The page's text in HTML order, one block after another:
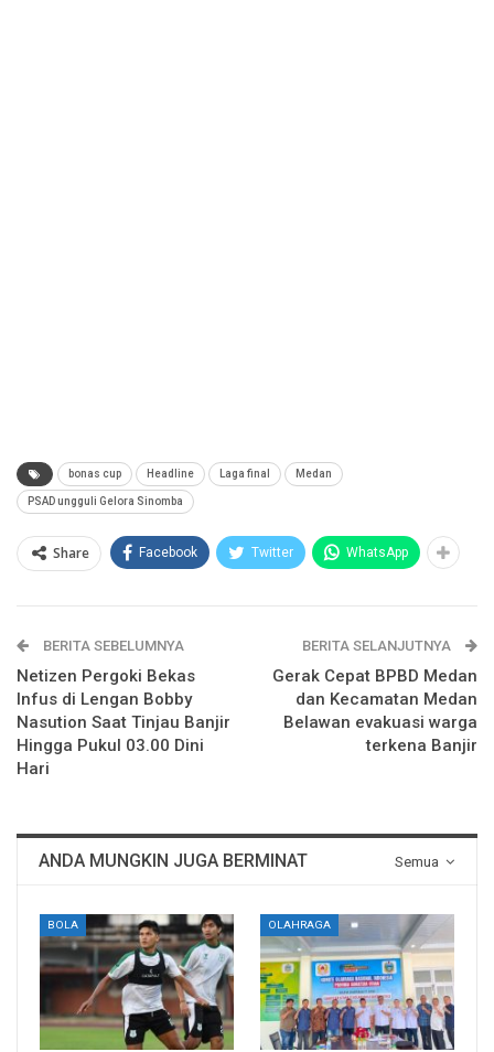
bonas cup Headline Laga final Medan
PSAD ungguli Gelora Sinomba
Share Facebook Twitter WhatsApp
BERITA SEBELUMNYA
Netizen Pergoki Bekas
Infus di Lengan Bobby
Nasution Saat Tinjau Banjir
Hingga Pukul 03.00 Dini
Hari
BERITA SELANJUTNYA
Gerak Cepat BPBD Medan
dan Kecamatan Medan
Belawan evakuasi warga
terkena Banjir
Semua
ANDA MUNGKIN JUGA BERMINAT
BOLA OLAHRAGA